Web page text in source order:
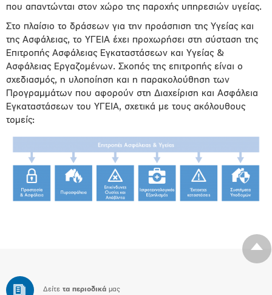
που απαντώνται στον χώρο της παροχής υπηρεσιών υγείας.
Στο πλαίσιο το δράσεων για την προάσπιση της Υγείας και
της Ασφάλειας, το ΥΓΕΙΑ έχει προχωρήσει στη σύσταση της
Επιτροπής Ασφάλειας Εγκαταστάσεων και Υγείας &
Ασφάλειας Εργαζομένων. Σκοπός της επιτροπής είναι ο
σχεδιασμός, η υλοποίηση και η παρακολούθηση των
Προγραμμάτων που αφορούν στη Διαχείριση και Ασφάλεια
Εγκαταστάσεων του ΥΓΕΙΑ, σχετικά με τους ακόλουθους
τομείς:
Δείτε τα περιοδικά μας